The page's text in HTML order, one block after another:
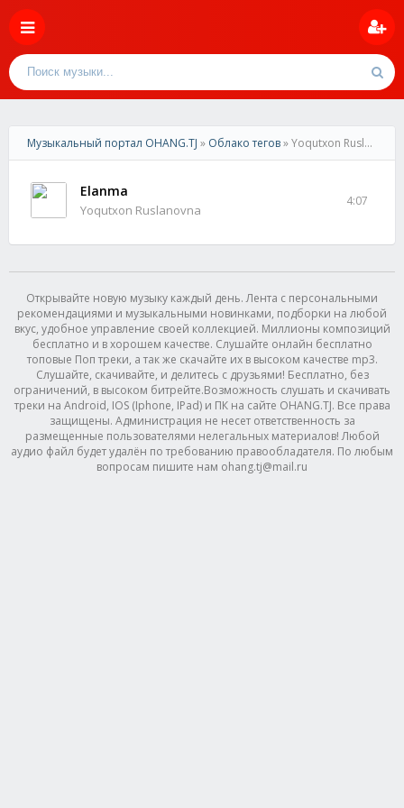
Музыкальный портал OHANG.TJ » Облако тегов» Yoqutxon Ruslanovna
Elanma
Yoqutxon Ruslanovna
4:07
Открывайте новую музыку каждый день. Лента с персональными
рекомендациями и музыкальными новинками, подборки на любой
вкус, удобное управление своей коллекцией. Миллионы композиций
бесплатно и в хорошем качестве. Слушайте онлайн бесплатно
топовые Поп треки, а так же скачайте их в высоком качестве mp3.
Слушайте, скачивайте, и делитесь с друзьями! Бесплатно, без
ограничений, в высоком битрейте.Возможность слушать и скачивать
треки на Android, IOS (Iphone, IPad) и ПК на сайте OHANG.TJ. Все права
защищены. Администрация не несет ответственность за
размещенные пользователями нелегальных материалов! Любой
аудио файл будет удалён по требованию правообладателя. По любым
вопросам пишите нам ohang.tj@mail.ru